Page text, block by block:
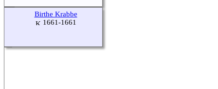
Birthe Krabbe
1661-1661